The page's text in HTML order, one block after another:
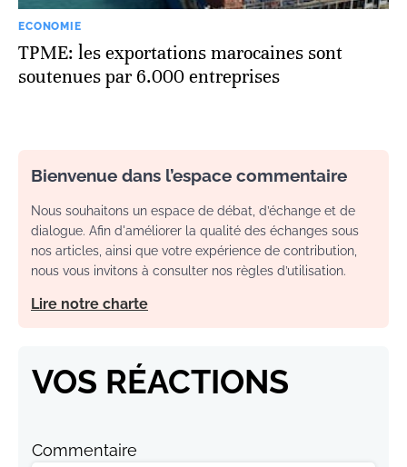
ECONOMIE
TPME: les exportations marocaines sont
soutenues par 6.000 entreprises
Bienvenue dans l’espace commentaire
Nous souhaitons un espace de débat, d’échange et de
dialogue. Afin d'améliorer la qualité des échanges sous
nos articles, ainsi que votre expérience de contribution,
nous vous invitons à consulter nos règles d’utilisation.
Lire notre charte
VOS RÉACTIONS
Commentaire